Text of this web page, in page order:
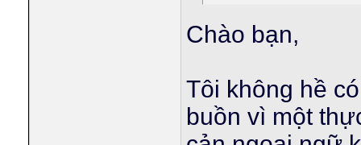
Chào bạn,
Tôi không hề
buồn vì một